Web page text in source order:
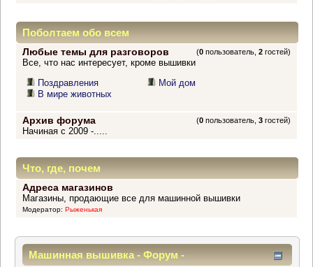
Поболтаем обо всем
Любые темы для разговоров (0 пользователь,2 гостей)
Все, что нас интересует, кроме вышивки
Поздравления
В мире животных
Мой дом
Архив форума (0 пользователь,3 гостей)
Начиная с 2009 -.....
Что, где, почем
Адреса магазинов
Магазины, продающие все для машинной вышивки
Модератор: Рыженькая
Машинная вышивка - Форум -